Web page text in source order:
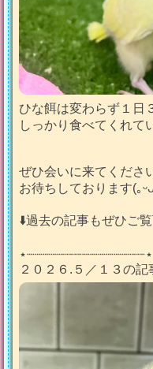
ひな餌は変わらず１日
しっかり食べてくれて
ぜひ会いに来てくださ
お待ちしております(｡
⬇️過去の記事もぜひご
⋆┈┈┈┈┈┈┈┈┈┈┈┈┈┈┈⋆
２０２６.５／１３の記